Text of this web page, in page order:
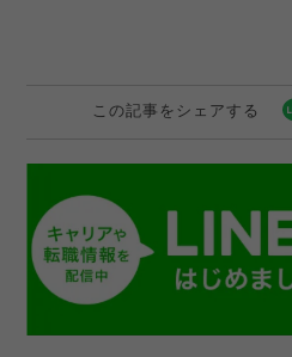
この記事をシェアする